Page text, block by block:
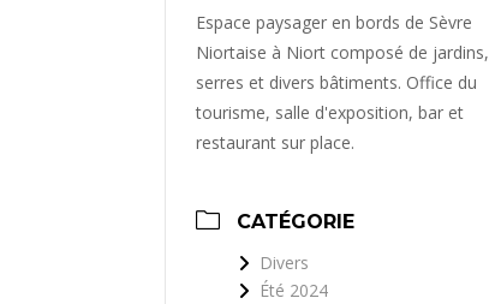
Espace paysager en bords de Sèvre
Niortaise à Niort composé de jardins,
serres et divers bâtiments. Office du
tourisme, salle d'exposition, bar et
restaurant sur place.
CATÉGORIE
Divers
Été 2024